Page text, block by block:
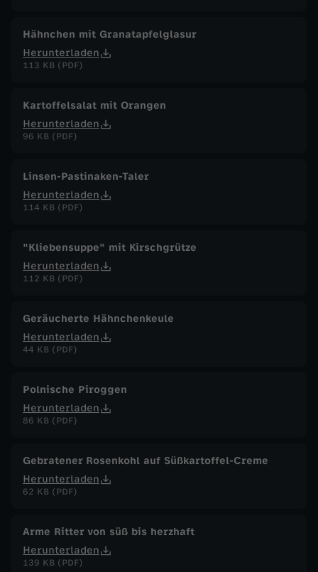
Hähnchen mit Granatapfelglasur
Herunterladen
113 KB (PDF)
Kartoffelsalat mit Orangen
Herunterladen
96 KB (PDF)
Linsen-Pastinaken-Taler
Herunterladen
114 KB (PDF)
"Kliebensuppe" mit Kirschgrütze
Herunterladen
112 KB (PDF)
Geräucherte Hähnchenkeule
Herunterladen
44 KB (PDF)
Polnische Piroggen
Herunterladen
86 KB (PDF)
Gebratener Rosenkohl auf Süßkartoffel-Creme
Herunterladen
62 KB (PDF)
Arme Ritter von süß bis herzhaft
Herunterladen
139 KB (PDF)